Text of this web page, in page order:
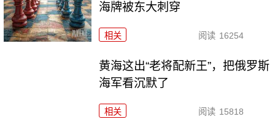
海牌被东大刺穿
相关 阅读 16254
黄海这出“老将配新王”，把俄罗斯
海军看沉默了
相关 阅读 15818